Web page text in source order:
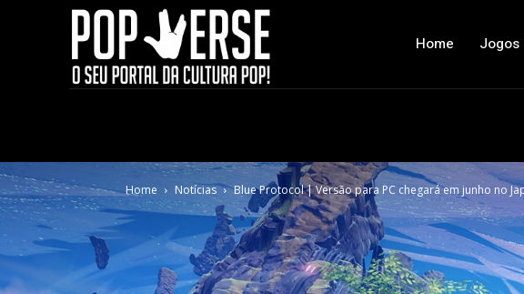
Home Jogos
Home Notícias Blue Protocol | Versão para PC chegará em junho no